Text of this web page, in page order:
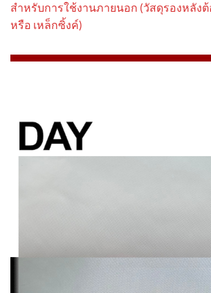
สําหรับการใช้งานภายนอก (วัสดุรองหลังต้
หรือ เหล็กซิ้งค์)